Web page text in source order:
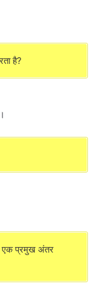
है?
एक प्रमुख अंतर